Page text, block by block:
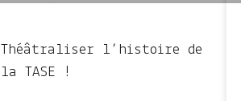
Théâtraliser l’histoire de
la TASE !